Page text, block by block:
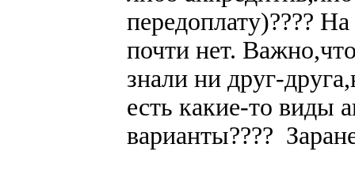
передоплату)????
почти нет.
знали ни друг-
есть какие-то виды
варианты????